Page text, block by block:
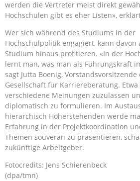
werden die Vertreter meist direkt
Hochschulen gibt es eher Listen»,
Wer sich während des Studiums in der
Hochschulpolitik engagiert, kann davon
Studium hinaus profitieren. «In der
lernt man, was man als Führungskraft
sagt Jutta Boenig,
Gesellschaft für Karriereberatung. Etwa
verschiedene Meinungen zuzulassen
diplomatisch zu formulieren. Im
hierarchisch Höherstehenden werde
Erfahrung in der Projektkoordination
Themen souverän zu präsentieren,
zukünftige Arbeitgeber.
Fotocredits: Jens Schierenbeck
(dpa/tmn)